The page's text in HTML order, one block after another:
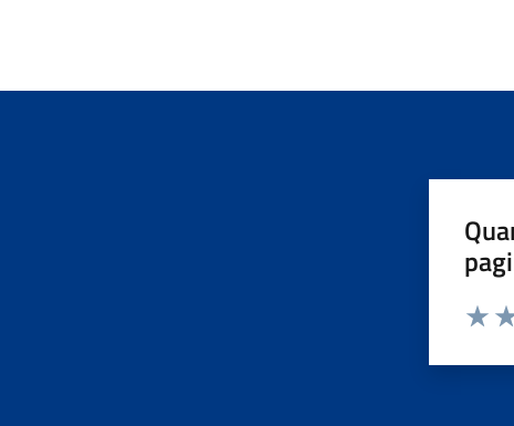
Valuta